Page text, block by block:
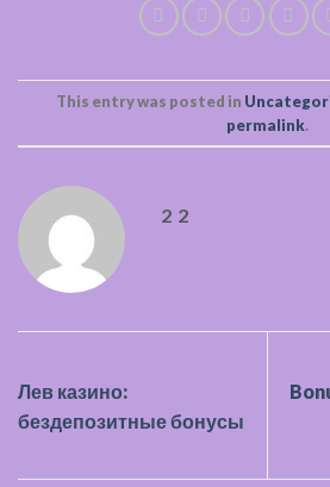
This entry was posted in
permalink.
2 2
Лев казино:
бездепозитные бонусы